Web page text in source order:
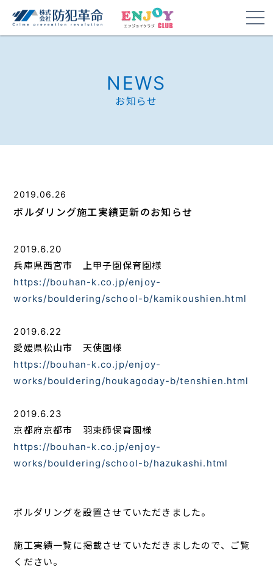
NEWS
お知らせ
2019.06.26
ボルダリング施工実績更新のお知らせ
2019.6.20
兵庫県西宮市 上甲子園保育園様
https://bouhan-k.co.jp/enjoy-
works/bouldering/school-b/kamikoushien.html
2019.6.22
愛媛県松山市 天使園様
https://bouhan-k.co.jp/enjoy-
works/bouldering/houkagoday-b/tenshien.html
2019.6.23
京都府京都市 羽束師保育園様
https://bouhan-k.co.jp/enjoy-
works/bouldering/school-b/hazukashi.html
ボルダリングを設置させていただきました。
施工実績一覧に掲載させていただきましたので、ご覧
ください。